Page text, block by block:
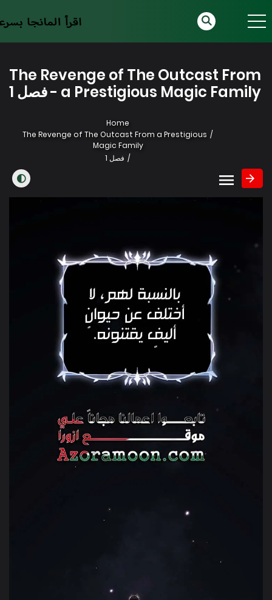
The Revenge of The Outcast From
a Prestigious Magic Family - فصل 1
Home
The Revenge of The Outcast From a Prestigious
Magic Family
فصل 1